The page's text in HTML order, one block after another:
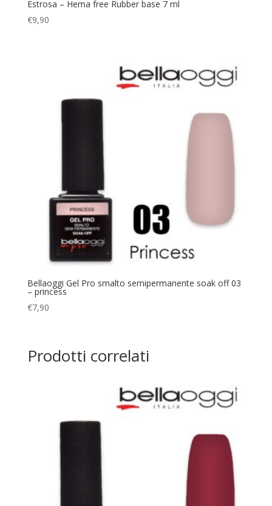
Estrosa – Hema free Rubber base 7 ml
€9,90
Bellaoggi Gel Pro smalto semipermanente soak off 03
– princess
€7,90
Prodotti correlati